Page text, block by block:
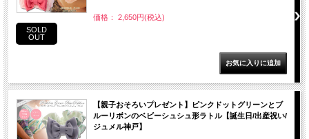
価格： 2,650円(税込)
SOLD
OUT
【親子おそろいプレゼント】ピンクドットグリーンとブ
ルーリボンのベビーシュシュ形ラトル【誕生日/出産祝い/
ジュメル神戸】